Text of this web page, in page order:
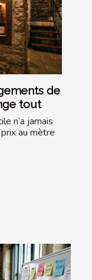
de
tout
n’a jamais
au mètre